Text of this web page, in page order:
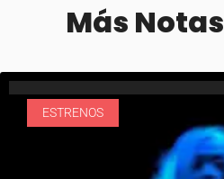
Más Notas
ESTRENOS